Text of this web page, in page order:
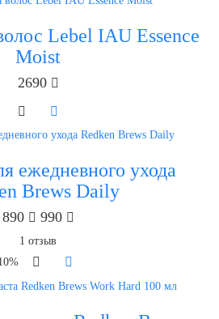
Lebel IAU Essence
Moist
2690
ежедневного ухода
Brews Daily
890 990
1 отзыв